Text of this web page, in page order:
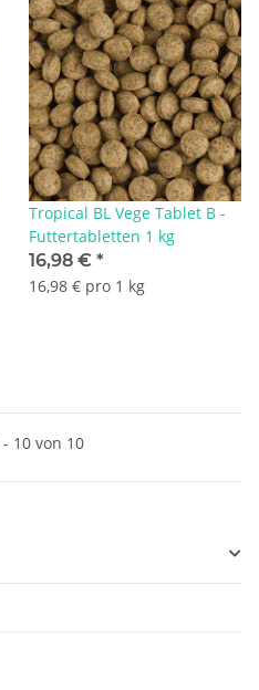
Tropical BL Vege Tablet B -
Futtertabletten 1 kg
16,98 € *
16,98 € pro 1 kg
10 von 10